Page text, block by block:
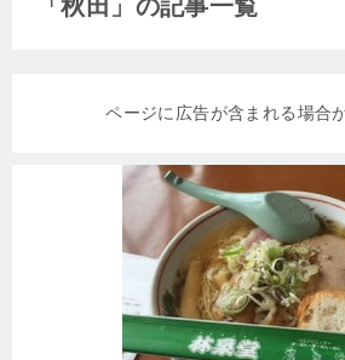
「秋田」の記事一覧
ページに広告が含まれる場合